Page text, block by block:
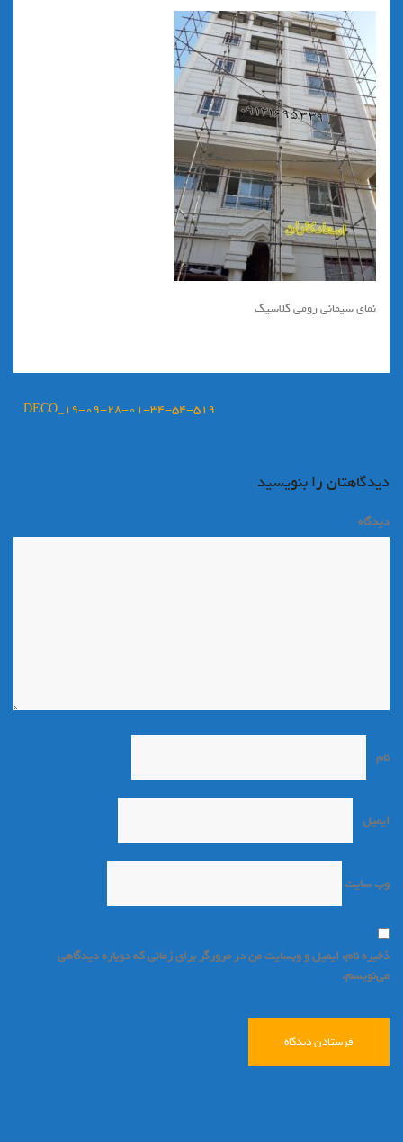
نمای سیمانی رومی کلاسیک
۱۹-۰۹-۲۸-۰۱-۳۴-۵۴-۵۱۹_DECO
دیدگاهتان را بنویسید
دیدگاه
نام
ایمیل
وب‌ سایت
ذخیره نام، ایمیل و وبسایت من در مرورگر برای زمانی که دوباره دیدگاهی
می‌نویسم.